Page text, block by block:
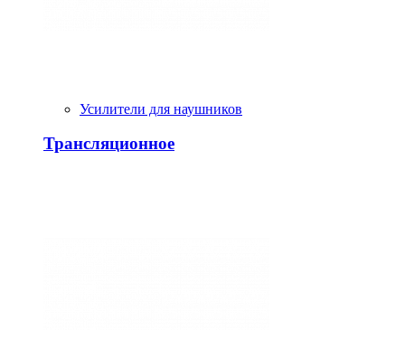
Усилители для наушников
Трансляционное